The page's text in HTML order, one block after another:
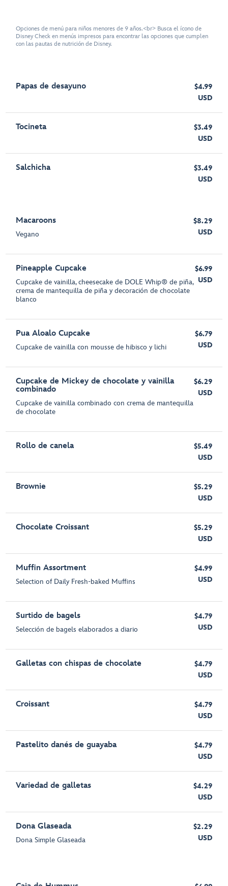
Opciones de menú para niños menores de 9 años.<br> Busca el ícono de
Disney Check en menús impresos para encontrar las opciones que cumplen
con las pautas de nutrición de Disney.
Papas de desayuno
$4.99
USD
Tocineta
$3.49
USD
Salchicha
$3.49
USD
Macaroons
Vegano
$8.29
USD
Pineapple Cupcake
Cupcake de vainilla, cheesecake de DOLE Whip® de piña,
crema de mantequilla de piña y decoración de chocolate
blanco
$6.99
USD
Pua Aloalo Cupcake
Cupcake de vainilla con mousse de hibisco y lichi
$6.79
USD
Cupcake de Mickey de chocolate y vainilla
combinado
Cupcake de vainilla combinado con crema de mantequilla
de chocolate
$6.29
USD
Rollo de canela
$5.49
USD
Brownie
$5.29
USD
Chocolate Croissant
$5.29
USD
Muffin Assortment
Selection of Daily Fresh-baked Muffins
$4.99
USD
Surtido de bagels
Selección de bagels elaborados a diario
$4.79
USD
Galletas con chispas de chocolate
$4.79
USD
Croissant
$4.79
USD
Pastelito danés de guayaba
$4.79
USD
Variedad de galletas
$4.29
USD
Dona Glaseada
Dona Simple Glaseada
$2.29
USD